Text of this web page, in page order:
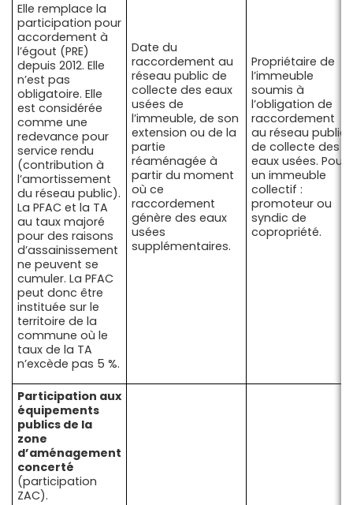
Elle remplace la
participation pour
accordement à
l’égout (PRE)
depuis 2012. Elle
n’est pas
obligatoire. Elle
est considérée
comme une
redevance pour
service rendu
(contribution à
l’amortissement
du réseau public).
La PFAC et la TA
au taux majoré
pour des raisons
d’assainissement
ne peuvent se
cumuler. La PFAC
peut donc être
instituée sur le
territoire de la
commune où le
taux de la TA
n’excède pas 5 %.
Date du
raccordement au
réseau public de
collecte des eaux
usées de
l’immeuble, de son
extension ou de la
partie
réaménagée à
partir du moment
où ce
raccordement
génère des eaux
usées
supplémentaires.
Propriétaire de
l’immeuble
soumis à
l’obligation de
raccordement
au réseau public
de collecte des
eaux usées. Pour
un immeuble
collectif :
promoteur ou
syndic de
copropriété.
Participation aux
équipements
publics de la
zone
d’aménagement
concerté
(participation
ZAC).